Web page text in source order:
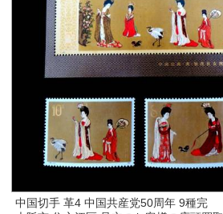
中国切手 革4 中国共産党50周年 9種完